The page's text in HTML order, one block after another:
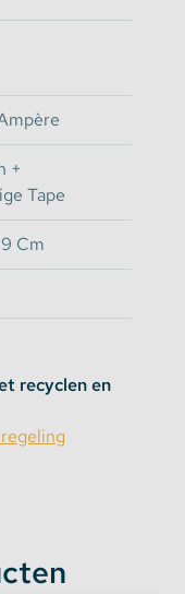
+
Tape
Cm
recyclen en